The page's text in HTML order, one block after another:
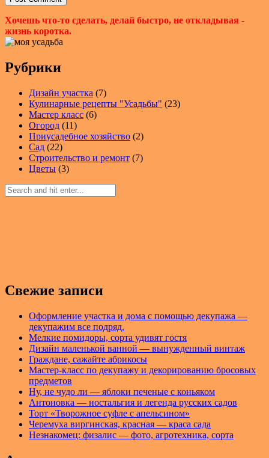
Хочешь что-то сделать, делай быстро, не откладывая -
жизнь коротка.
Рубрики
Дизайн участка (7)
Кулинарные рецепты "Усадьбы" (23)
Мастер класс (6)
Огород (11)
Приусадебное хозяйство (2)
Сад (22)
Строительство и ремонт (7)
Цветы (3)
Свежие записи
Оформление участка и дома с помощью декупажа —
декупажим все подряд.
Мелкие помидоры, сорта удивят гостя
Дизайн маленькой ванной — вынужденный винтаж
Граждане, сажайте абрикосы
Мастер-класс по декупажу и декорированию бросовых
предметов
Ну, не чудо ли — яблоки печеные с коньяком
Антоновка — ностальгия и легенда русских садов
Торт «Творожное суфле с апельсином»
Черемуха виргинская, красная — краса сада
Незнакомец: физалис — фото, агротехника, сорта